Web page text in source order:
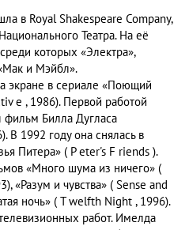
в Royal Shakespeare Company,
Театра. На её
которых «Электра»,
и Мэйбл».
экране в сериале «Поющий
e , 1986). Первой работой
Билла Дугласа
В 1992 году она снялась в
Питера» ( P eter's F riends ).
«Много шума из ничего» (
«Разум и чувства» ( Sense and
ночь» ( T welfth Night , 1996).
работ. Имелда